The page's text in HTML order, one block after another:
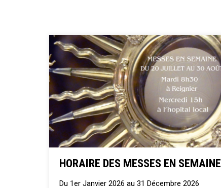
HORAIRE DES MESSES EN SEMAINE
Du 1er Janvier 2026 au 31 Décembre 2026